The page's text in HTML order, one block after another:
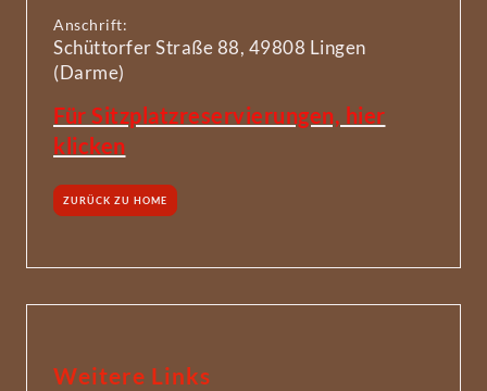
Anschrift:
Schüttorfer Straße 88, 49808 Lingen
(Darme)
Für Sitzplatzreservierungen, hier
klicken
ZURÜCK ZU HOME
Weitere Links